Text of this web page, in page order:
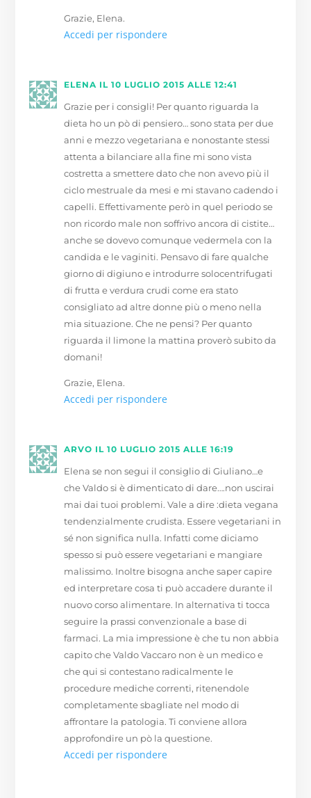
Grazie, Elena.
Accedi per rispondere
ELENA IL 10 LUGLIO 2015 ALLE 12:41
Grazie per i consigli! Per quanto riguarda la
dieta ho un pò di pensiero… sono stata per due
anni e mezzo vegetariana e nonostante stessi
attenta a bilanciare alla fine mi sono vista
costretta a smettere dato che non avevo più il
ciclo mestruale da mesi e mi stavano cadendo i
capelli. Effettivamente però in quel periodo se
non ricordo male non soffrivo ancora di cistite…
anche se dovevo comunque vedermela con la
candida e le vaginiti. Pensavo di fare qualche
giorno di digiuno e introdurre solocentrifugati
di frutta e verdura crudi come era stato
consigliato ad altre donne più o meno nella
mia situazione. Che ne pensi? Per quanto
riguarda il limone la mattina proverò subito da
domani!
Grazie, Elena.
Accedi per rispondere
ARVO IL 10 LUGLIO 2015 ALLE 16:19
Elena se non segui il consiglio di Giuliano…e
che Valdo si è dimenticato di dare….non uscirai
mai dai tuoi problemi. Vale a dire :dieta vegana
tendenzialmente crudista. Essere vegetariani in
sé non significa nulla. Infatti come diciamo
spesso si può essere vegetariani e mangiare
malissimo. Inoltre bisogna anche saper capire
ed interpretare cosa ti può accadere durante il
nuovo corso alimentare. In alternativa ti tocca
seguire la prassi convenzionale a base di
farmaci. La mia impressione è che tu non abbia
capito che Valdo Vaccaro non è un medico e
che qui si contestano radicalmente le
procedure mediche correnti, ritenendole
completamente sbagliate nel modo di
affrontare la patologia. Ti conviene allora
approfondire un pò la questione.
Accedi per rispondere